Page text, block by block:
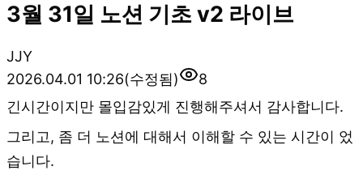
3월 31일 노션 기초 v2 라이브
JJY
2026.04.01 10:26(수정됨)
8
긴시간이지만 몰입감있게 진행해주셔서 감사합니다.
그리고, 좀 더 노션에 대해서 이해할 수 있는 시간이 었
습니다.